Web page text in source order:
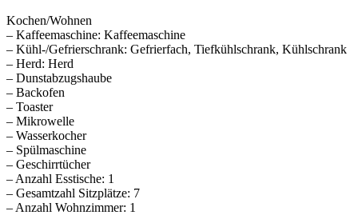
Kochen/Wohnen
– Kaffeemaschine: Kaffeemaschine
– Kühl-/Gefrierschrank: Gefrierfach, Tiefkühlschrank, Kühlschrank
– Herd: Herd
– Dunstabzugshaube
– Backofen
– Toaster
– Mikrowelle
– Wasserkocher
– Spülmaschine
– Geschirrtücher
– Anzahl Esstische: 1
– Gesamtzahl Sitzplätze: 7
– Anzahl Wohnzimmer: 1